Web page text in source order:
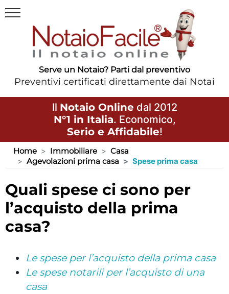
Serve un Notaio? Parti dal preventivo
Preventivi certificati direttamente dai Notai
Il Notaio Online dal 2012
N°1 in Italia. Economico,
Serio e Affidabile!
Home Immobiliare
Casa
Agevolazioni prima casa
Spese prima casa
quali spese ci sono per
l’acquisto della prima
casa?
Le spese per l’acquisto della prima casa
Le spese notarili per l’acquisto di una
casa